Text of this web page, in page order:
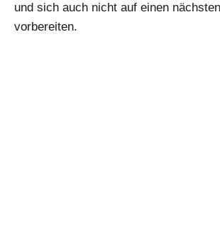
und sich auch nicht auf einen
vorbereiten.